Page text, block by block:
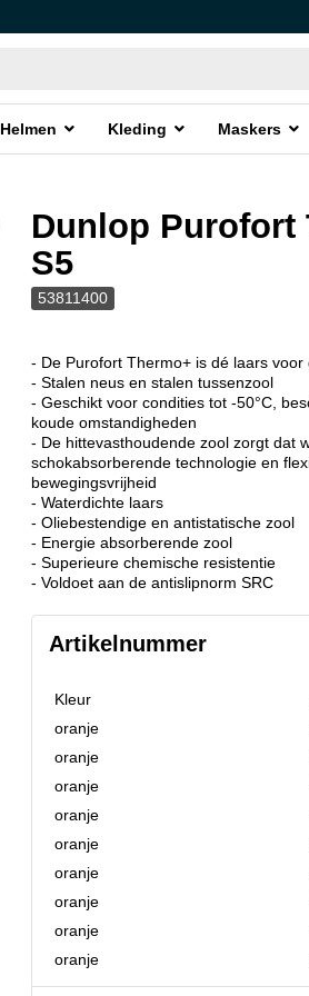
Helmen Kleding Maskers
Dunlop Purofort
S5
53811400
- De Purofort Thermo+ is dé laars
- Stalen neus en stalen tussenzool
- Geschikt voor condities tot -50°C,
koude omstandigheden
- De hittevasthoudende zool zorgt dat
schokabsorberende technologie en
bewegingsvrijheid
- Waterdichte laars
- Oliebestendige en antistatische zool
- Energie absorberende zool
- Superieure chemische resistentie
- Voldoet aan de antislipnorm SRC
Artikelnummer
Kleur
oranje
oranje
oranje
oranje
oranje
oranje
oranje
oranje
oranje